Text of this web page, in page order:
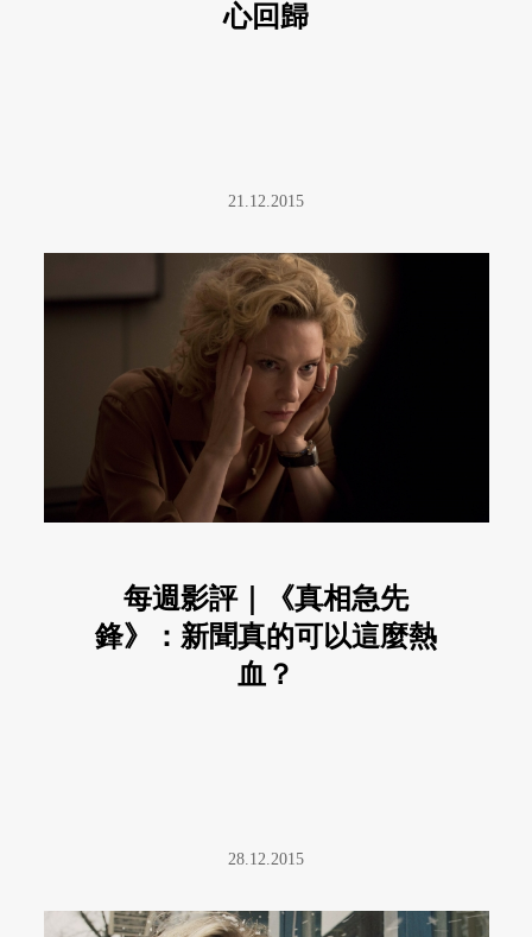
心回歸
21.12.2015
每週影評｜《真相急先
鋒》：新聞真的可以這麼熱
血？
28.12.2015